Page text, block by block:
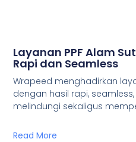
Layanan PPF Alam
Rapi dan Seamless
Wrapeed menghadirkan
dengan hasil rapi,
melindungi sekaligus
Read More